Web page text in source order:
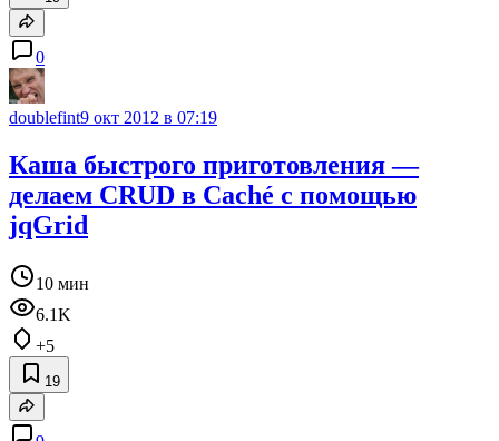
0
doublefint9 окт 2012 в 07:19
Каша быстрого приготовления —
делаем CRUD в Caché с помощью
jqGrid
10 мин
6.1K
+5
19